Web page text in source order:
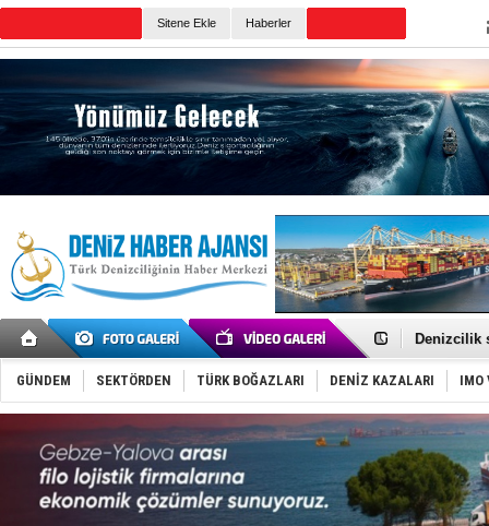
Sitene Ekle Haberler
Rusya,
Denizcilik
‘14.
Taksi
TÜRKLİM
SOCAR
Dünyanın
GÜNDEM SEKTÖRDEN TÜRK BOĞAZLARI DENİZ KAZALARI IMO